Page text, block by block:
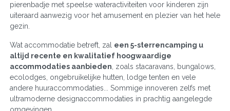
pierenbadje met speelse wateractiviteiten voor kinderen zijn
uiteraard aanwezig voor het amusement en plezier van het hele
gezin.
Wat accommodatie betreft, zal een 5-sterrencamping u
altijd recente en kwalitatief hoogwaardige
accommodaties aanbieden , zoals stacaravans, bungalows,
ecolodges, ongebruikelijke hutten, lodge tenten en vele
andere huuraccommodaties... Sommige innoveren zelfs met
ultramoderne designaccommodaties in prachtig aangelegde